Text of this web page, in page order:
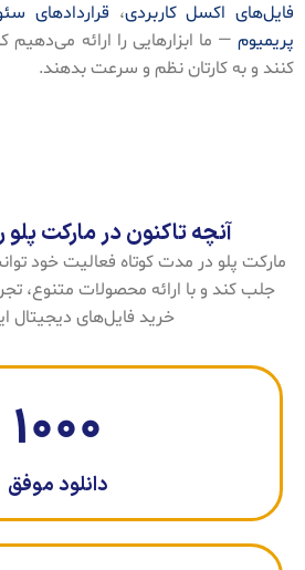
فایل‌های اکسل کاربردی، قراردادهای
پریمیوم — ما ابزارهایی را ارائه
کنند و به کارتان نظم و سرعت بدهند.
آنچه تاکنون در مارکت
مارکت پلو در مدت کوتاه فعالیت خود
جلب کند و با ارائه محصولات متنوع،
خرید فایل‌های دیجیتال
1000
دانلود موفق